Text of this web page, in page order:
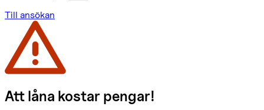
Till ansökan
Att låna kostar pengar!